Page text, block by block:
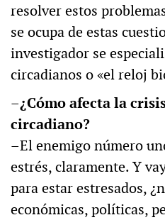
resolver estos
se ocupa de estas
investigador se
circadianos o «el reloj
–¿Cómo afecta la
circadiano?
–El enemigo número
estrés, claramente. Y
para estar estresados,
económicas, políticas,